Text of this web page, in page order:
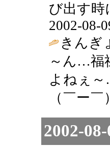
び出す
2002-08-
きんぎ
～ん…福
よねぇ
（￣ー
2002-